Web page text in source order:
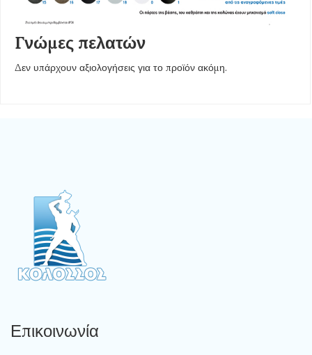
Γνώμες πελατών
Δεν υπάρχουν αξιολογήσεις για το προϊόν ακόμη.
Επικοινωνία